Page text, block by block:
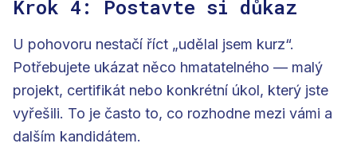
Krok 4: Postavte si důkaz
U pohovoru nestačí říct „udělal jsem kurz“.
Potřebujete ukázat něco hmatatelného — malý
projekt, certifikát nebo konkrétní úkol, který jste
vyřešili. To je často to, co rozhodne mezi vámi a
dalším kandidátem.